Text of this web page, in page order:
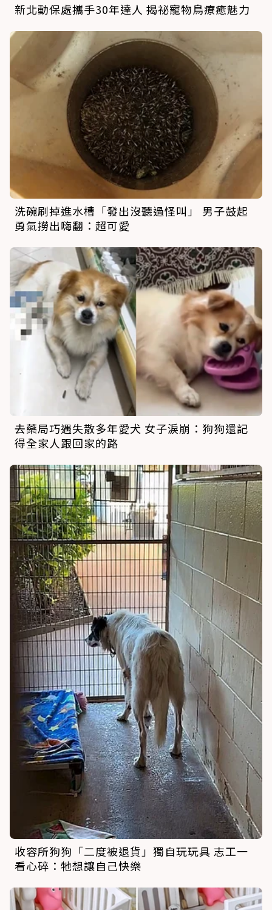
新北動保處攜手30年達人 揭祕寵物鳥療癒魅力
洗碗刷掉進水槽「發出沒聽過怪叫」 男子鼓起
勇氣撈出嗨翻：超可愛
去藥局巧遇失散多年愛犬 女子淚崩：狗狗還記
得全家人跟回家的路
收容所狗狗「二度被退貨」獨自玩玩具 志工一
看心碎：牠想讓自己快樂